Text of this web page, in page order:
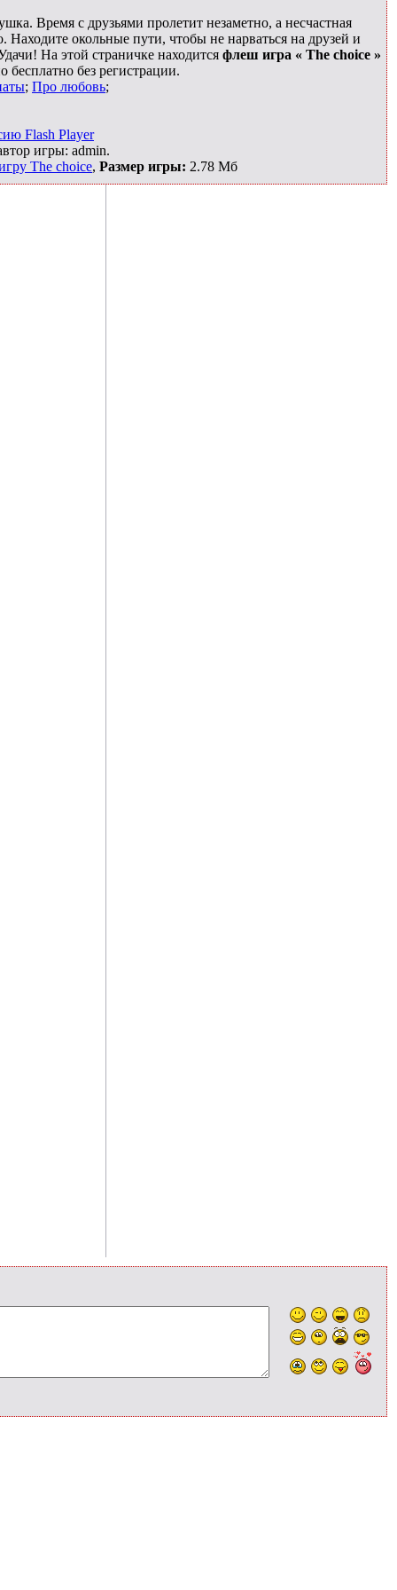
Время с друзьями пролетит незаметно, а несчастная
окольные пути, чтобы не нарваться на друзей и
На этой страничке находится флеш игра « The choice »
без регистрации.
; Про любовь;
Flash Player
игры: admin.
The choice, Размер игры: 2.78 Мб